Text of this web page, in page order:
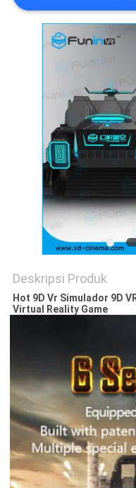
SITEMAP
POLICY
Deskripsi Produk
Hot 9D Vr Simulador 9D
Virtual Reality Game